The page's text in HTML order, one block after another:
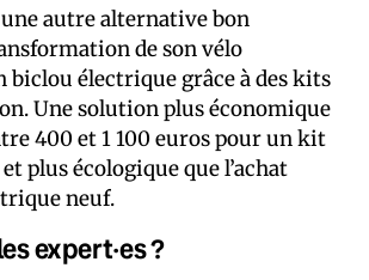
autre alternative bon
de son vélo
biclou électrique grâce à des kits
Une solution plus économique
400 et 1 100 euros pour un kit
plus écologique que l’achat
neuf.
expert·es ?